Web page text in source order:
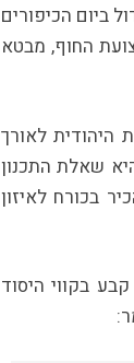
ביום הכיפורים
החוף, מבטא
היהודית לאורך
שאלת התכנון
בכורח לאיזון
בקווי היסוד